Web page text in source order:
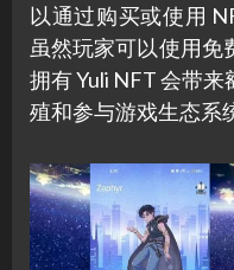
以通过购买或使用
虽然玩家可以使用免
拥有 Yuli NFT 会带
殖和参与游戏生态系